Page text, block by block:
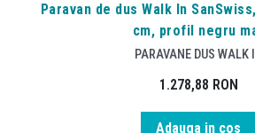
Paravan de dus Walk In
cm, profil negru
PARAVANE DUS WALK
1.278,88 RON
Adauga in cos